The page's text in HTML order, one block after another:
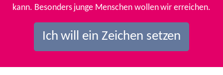
kann. Besonders junge Menschen wollen wir erreichen.
Ich will ein Zeichen setzen